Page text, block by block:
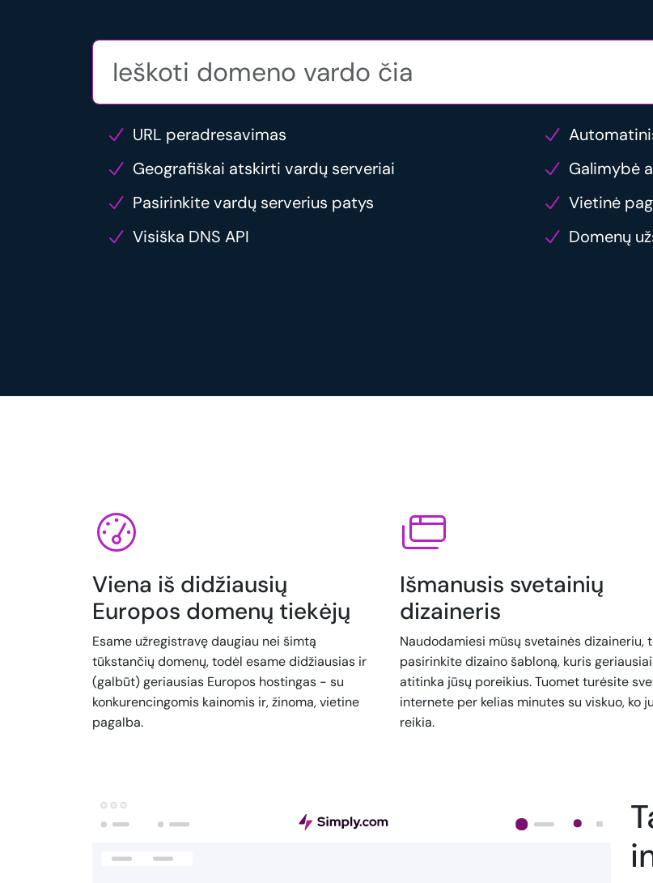
URL peradresavimas
Geografiškai atskirti vardų serveriai
Galimybė
Pasirinkite vardų serverius patys
Vietinė
Visiška DNS API
Domenų
Viena iš didžiausių
Europos domenų tiekėjų
Esame užregistravę daugiau nei šimtą
tūkstančių domenų, todėl esame didžiausias ir
(galbūt) geriausias Europos hostingas - su
konkurencingomis kainomis ir, žinoma, vietine
pagalba.
Išmanusis svetainių
dizaineris
Naudodamiesi mūsų svetainės dizaineriu,
pasirinkite dizaino šabloną, kuris geriausiai
atitinka jūsų poreikius. Tuomet turėsite
internete per kelias minutes su viskuo, ko
reikia.